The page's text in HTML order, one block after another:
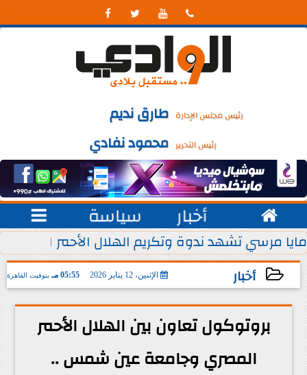
   
رئيس مجلس الإدارة طارق نديم
رئيس التحرير محمود نفادي
 أخبار سياسة 
يوليو من كل عام
مايا مرسي تشهد ندوة وتكريم الهلال الأحمر
أخبار الإثنين، 12 يناير 2026 05:55 مـ بتوقيت القاهرة
2026-01-12 17:55:00
بروتوكول تعاون بين الهلال الأحمر
المصري وجامعة عين شمس ..